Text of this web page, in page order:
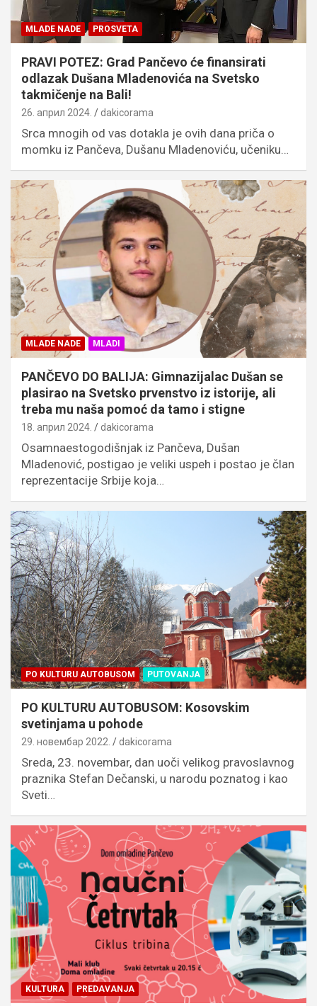
MLADE NADE PROSVETA
PRAVI POTEZ: Grad Pančevo će finansirati
odlazak Dušana Mladenovića na Svetsko
takmičenje na Bali!
26. април 2024. dakicorama
Srca mnogih od vas dotakla je ovih dana priča o
momku iz Pančeva, Dušanu Mladenoviću, učeniku…
MLADE NADE MLADI
PANČEVO DO BALIJA: Gimnazijalac Dušan se
plasirao na Svetsko prvenstvo iz istorije, ali
treba mu naša pomoć da tamo i stigne
18. април 2024. dakicorama
Osamnaestogodišnjak iz Pančeva, Dušan
Mladenović, postigao je veliki uspeh i postao je član
reprezentacije Srbije koja…
PO KULTURU AUTOBUSOM PUTOVANJA
PO KULTURU AUTOBUSOM: Kosovskim
svetinjama u pohode
29. новембар 2022. dakicorama
Sreda, 23. novembar, dan uoči velikog pravoslavnog
praznika Stefan Dečanski, u narodu poznatog i kao
Sveti…
KULTURA PREDAVANJA